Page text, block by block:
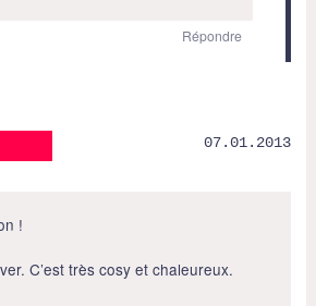
Répondre
07.01.2013
!
C’est très cosy et chaleureux.